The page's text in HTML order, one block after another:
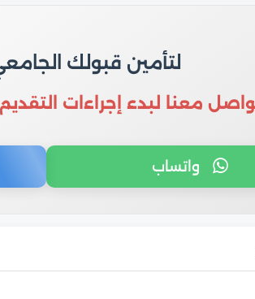
لتأمين قبولك
معنا لبدء إجراءات
واتساب